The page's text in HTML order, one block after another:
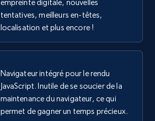
empreinte digitale, nouvelles
tentatives, meilleurs en-têtes,
localisation et plus encore !
Navigateur intégré pour le rendu
JavaScript. Inutile de se soucier de la
maintenance du navigateur, ce qui
permet de gagner un temps précieux.